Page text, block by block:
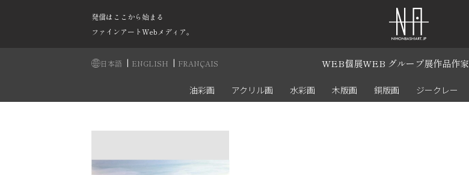
発信はここから始まる
ファインアートWebメディア。
日本語 | ENGLISH | FRANÇAIS WEB個展WEB グループ展作品作家
油彩画 アクリル画 水彩画 木版画 銅版画 ジークレー